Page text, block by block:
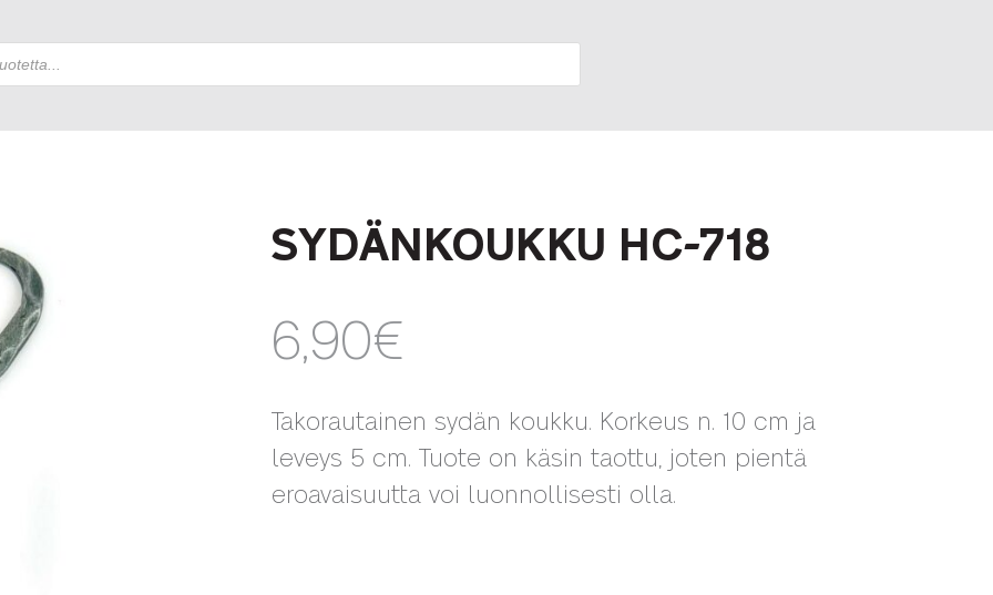
SYDÄNKOUKKU HC-718
6,90€
Takorautainen sydän koukku. Korkeus n. 10 cm ja
leveys 5 cm. Tuote on käsin taottu, joten pientä
eroavaisuutta voi luonnollisesti olla.